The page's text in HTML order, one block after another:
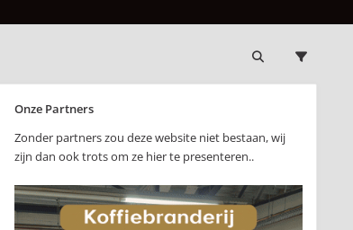
Onze Partners
Zonder partners zou deze website niet bestaan, wij
zijn dan ook trots om ze hier te presenteren..